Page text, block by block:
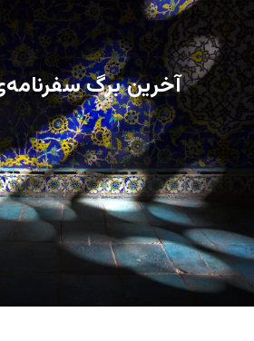
آخرین برگ